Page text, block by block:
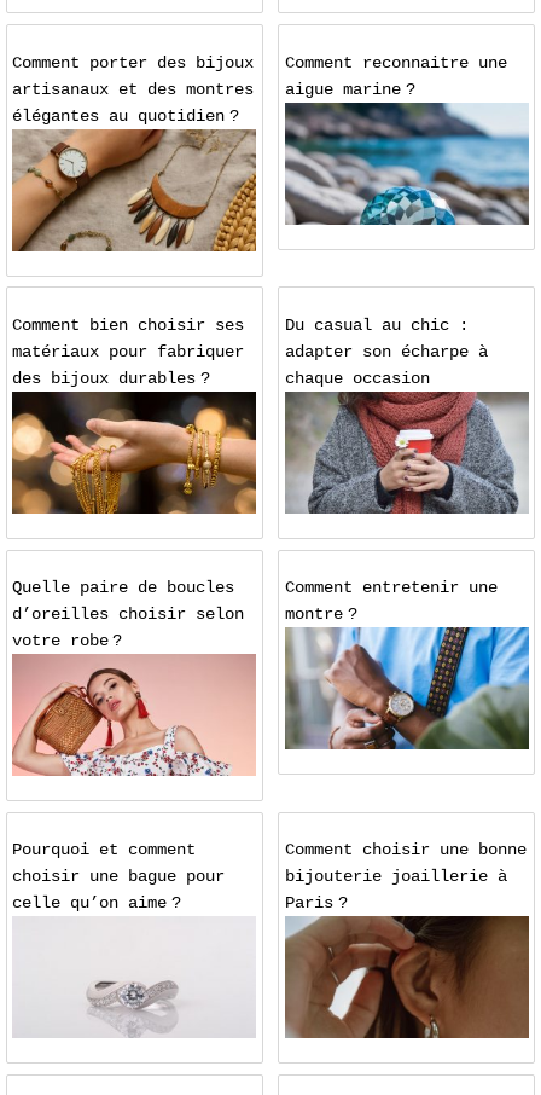
Comment porter des bijoux
artisanaux et des montres
élégantes au quotidien ?
Comment reconnaitre une
aigue marine ?
Comment bien choisir ses
matériaux pour fabriquer
des bijoux durables ?
Du casual au chic :
adapter son écharpe à
chaque occasion
Quelle paire de boucles
d’oreilles choisir selon
votre robe ?
Comment entretenir une
montre ?
Pourquoi et comment
choisir une bague pour
celle qu’on aime ?
Comment choisir une bonne
bijouterie joaillerie à
Paris ?